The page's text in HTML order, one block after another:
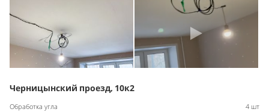
Черницынский проезд, 10к2
Обработка угла
4 шт